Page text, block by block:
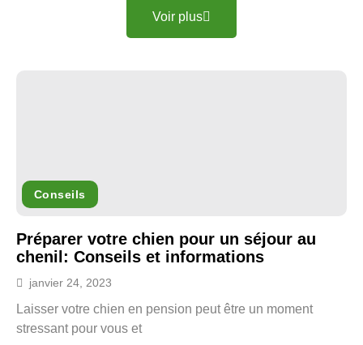
Voir plus
Conseils
Préparer votre chien pour un séjour au
chenil: Conseils et informations
janvier 24, 2023
Laisser votre chien en pension peut être un moment
stressant pour vous et